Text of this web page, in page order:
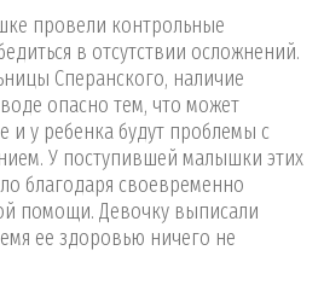
провели контрольные
в отсутствии осложнений.
Сперанского, наличие
опасно тем, что может
и у ребенка будут проблемы с
У поступившей малышки этих
благодаря своевременно
помощи. Девочку выписали
ее здоровью ничего не